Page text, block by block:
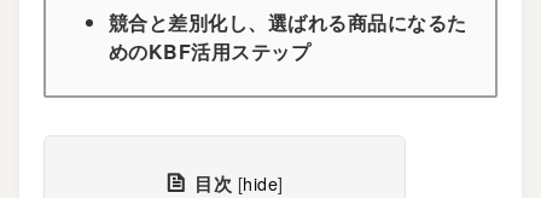
競合と差別化し、選ばれる商品になるた
めのKBF活用ステップ
目次 [hide]